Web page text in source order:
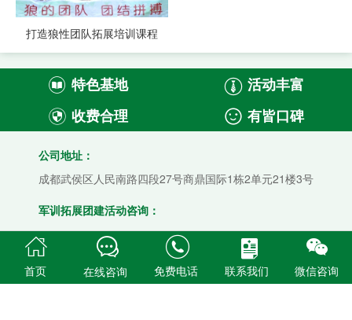
打造狼性团队拓展培训课程
 特色基地  活动丰富
 收费合理  有皆口碑
公司地址：
成都武侯区人民南路四段27号商鼎国际1栋2单元21楼3号
军训拓展团建活动咨询：
028-85504366 15928523620

首页

在线咨询

免费电话

联系我们

微信咨询